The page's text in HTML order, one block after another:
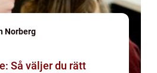
Norberg
Så väljer du rätt